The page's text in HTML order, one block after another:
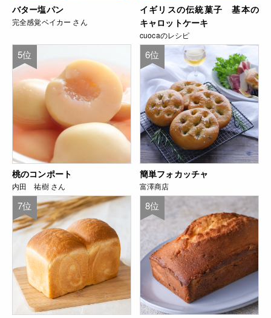
バター塩パン
完全感覚ベイカー さん
イギリスの伝統菓子 基本の
キャロットケーキ
cuocaのレシピ
5位
桃のコンポート
内田 祐樹 さん
6位
簡単フォカッチャ
富澤商店
7位 8位